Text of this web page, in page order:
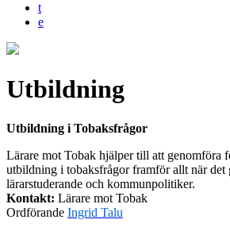
t
e
Utbildning
Utbildning i Tobaksfrågor
Lärare mot Tobak hjälper till att genomföra
utbildning i tobaksfrågor framför allt när det
lärarstuderande och kommunpolitiker.
Kontakt: Lärare mot Tobak
Ordförande Ingrid Talu